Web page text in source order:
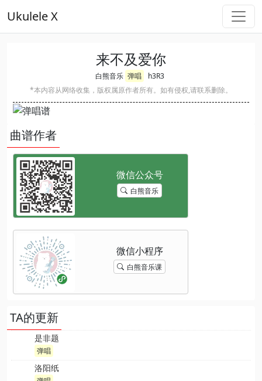
Ukulele X
来不及爱你
白熊音乐 弹唱
h3R3
*本内容从网络收集，版权属原作者所有。如有侵权,请联系删除。
曲谱作者
白熊音乐
白熊音乐课
TA的更新
是非题
弹唱
洛阳纸